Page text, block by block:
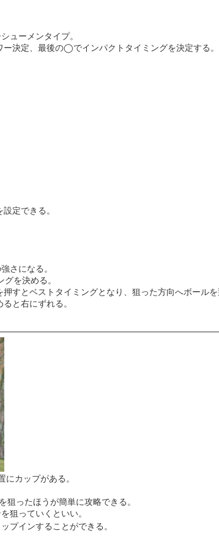
ューメンタイプ。
決定、最後の◯でインパクトタイミングを決定する。
定できる。
さになる。
を決める。
すとベストタイミングとなり、狙った方向へボールを
と右にずれる。
カップがある。
ったほうが簡単に攻略できる。
狙っていくといい。
プインすることができる。